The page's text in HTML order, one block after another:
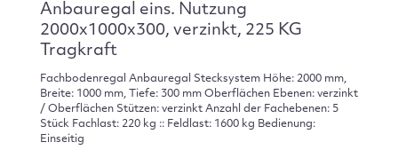
Anbauregal eins. Nutzung
2000x1000x300, verzinkt, 225 KG
Tragkraft
Fachbodenregal Anbauregal Stecksystem Höhe: 2000 mm,
Breite: 1000 mm, Tiefe: 300 mm Oberflächen Ebenen: verzinkt
/ Oberflächen Stützen: verzinkt Anzahl der Fachebenen: 5
Stück Fachlast: 220 kg :: Feldlast: 1600 kg Bedienung:
Einseitig